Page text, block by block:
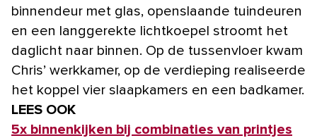
binnen­deur met glas, openslaande tuindeuren
en een langgerekte lichtkoepel stroomt het
daglicht naar binnen. Op de tussenvloer kwam
Chris’ werkkamer, op de verdieping realiseerde
het koppel vier slaapkamers en een badkamer.
LEES OOK
5x binnenkijken bij combinaties van printjes